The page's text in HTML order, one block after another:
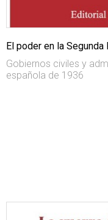
El poder en la Segunda
Gobiernos civiles y
española de 1936